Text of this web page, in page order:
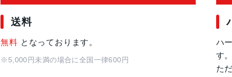
送料
無料 となっております。
※5,000円未満の場合に全国一律600円
ハ
す
た